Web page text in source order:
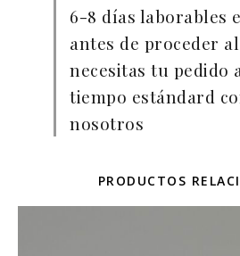
6-8 días laborables
antes de proceder
necesitas tu pedido
tiempo estándard
nosotros
PRODUCTOS